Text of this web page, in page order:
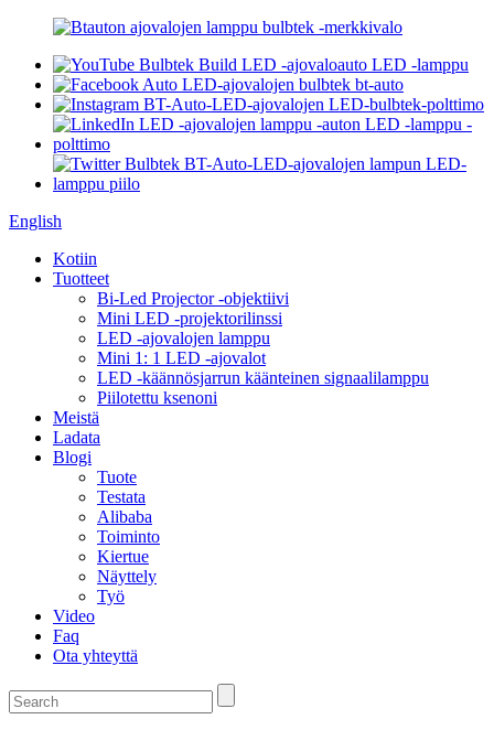
English
Kotiin
Tuotteet
Bi-Led Projector -objektiivi
Mini LED -projektorilinssi
LED -ajovalojen lamppu
Mini 1: 1 LED -ajovalot
LED -käännösjarrun käänteinen signaalilamppu
Piilotettu ksenoni
Meistä
Ladata
Blogi
Tuote
Testata
Alibaba
Toiminto
Kiertue
Näyttely
Työ
Video
Faq
Ota yhteyttä